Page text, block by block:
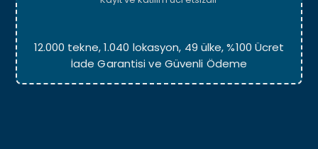
12.000 tekne, 1.040 lokasyon, 49 ülke, %100 Ücret
İade Garantisi ve Güvenli Ödeme